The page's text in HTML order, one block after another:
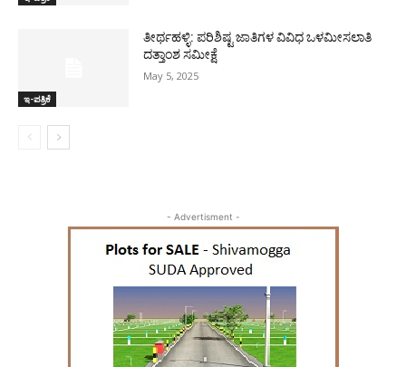
ಇ-ಪತ್ರಿಕೆ
ತೀರ್ಥಹಳ್ಳಿ: ಪರಿಶಿಷ್ಟ ಜಾತಿಗಳ ವಿವಿಧ ಒಳಮೀಸಲಾತಿ
ದತ್ತಾಂಶ ಸಮೀಕ್ಷೆ
May 5, 2025
- Advertisment -